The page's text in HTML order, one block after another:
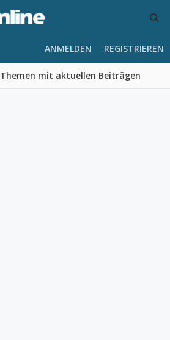
Themen mit aktuellen Beiträgen
ANMELDEN REGISTRIEREN